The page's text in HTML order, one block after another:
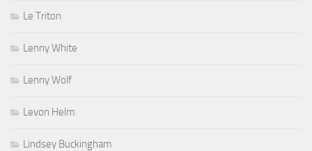
Le Triton
Lenny White
Lenny Wolf
Levon Helm
Lindsey Buckingham